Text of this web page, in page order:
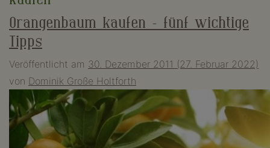
Orangenbaum kaufen – fünf wichtige
Tipps
Veröffentlicht am 30. Dezember 2011 (27. Februar 2022)
von Dominik Große Holtforth